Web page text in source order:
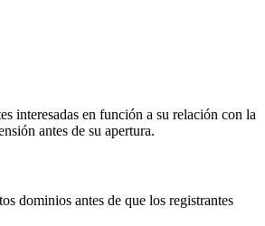
interesadas en función a su relación con la
antes de su apertura.
dominios antes de que los registrantes